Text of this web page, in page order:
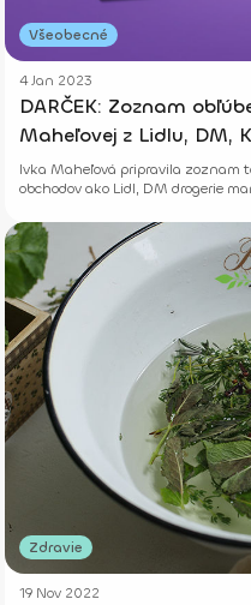
Všeobecné
4 Jan 2023
DARČEK: Zoznam
Maheľovej z Lidlu, DM,
Ivka Maheľová pripravila zoznam
obchodov ako Lidl, DM drogerie
Zdravie
19 Nov 2022